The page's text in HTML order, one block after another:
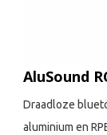
AluSound
Draadloze
aluminium en